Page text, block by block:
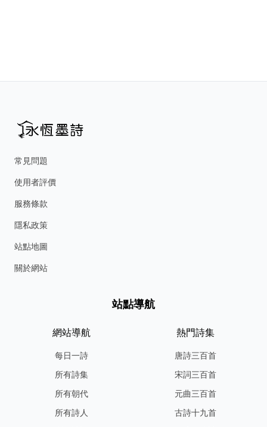
常見問題
使用者評價
服務條款
隱私政策
站點地圖
關於網站
站點導航
網站導航
每日一詩
所有詩集
所有朝代
所有詩人
熱門詩集
唐詩三百首
宋詞三百首
元曲三百首
古詩十九首